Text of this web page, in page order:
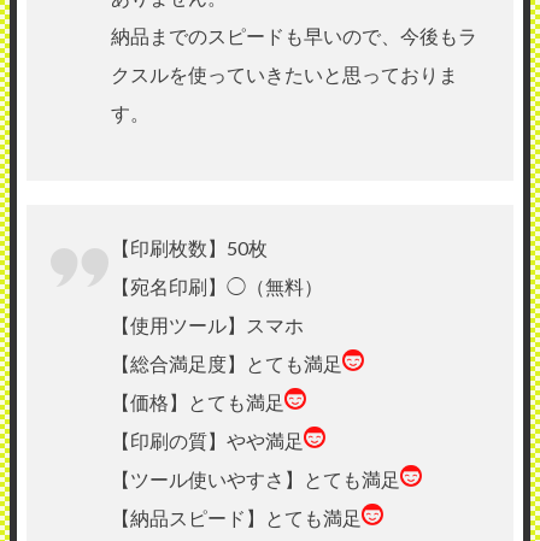
納品までのスピードも早いので、今後もラ
クスルを使っていきたいと思っておりま
す。
【印刷枚数】50枚
【宛名印刷】◯（無料）
【使用ツール】スマホ
【総合満足度】とても満足
【価格】とても満足
【印刷の質】やや満足
【ツール使いやすさ】とても満足
【納品スピード】とても満足